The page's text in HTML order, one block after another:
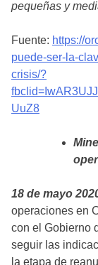
pequeñas y
Fuente: https://
puede-ser-la-
crisis/?
UuZ8
18 de mayo
operaciones en
con el Gobierno
seguir las
la etapa de